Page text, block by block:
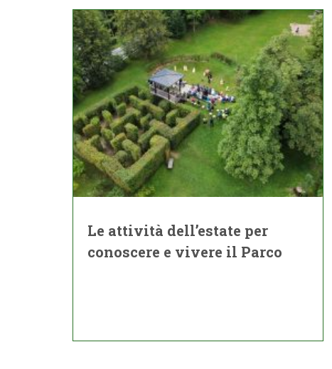
Le attività dell’estate per
conoscere e vivere il Parco